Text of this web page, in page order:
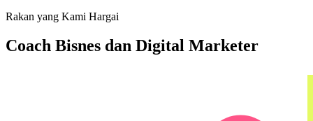
Rakan yang Kami Hargai
Coach Bisnes dan Digital Marketer